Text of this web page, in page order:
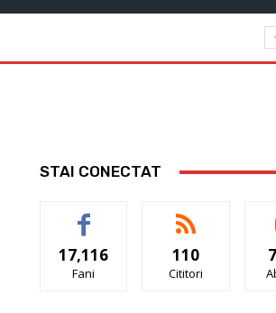
STAI CONECTAT
17,116
Fani
110
Cititori